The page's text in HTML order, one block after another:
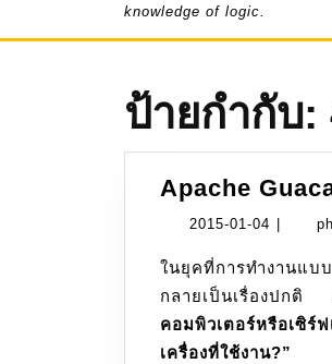
knowledge of logic.
ป้ายกำกับ:
Apache
2015-01-04 2015-
04
ในยุคที่การทำงานแบบ Remote Work และการดูแลระบบทางไกล (Remote Administration)
กลายเป็นเรื่องปก
คอมพิวเตอร์หรือเซิ
เครื่องที่ใช้งาน?”